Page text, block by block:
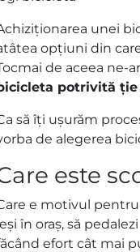
unei
opțiuni din
de aceea ne-
potrivită ție
să îți ușurăm
de alegerea
este
e motivul
în oraș, să
efort cât mai